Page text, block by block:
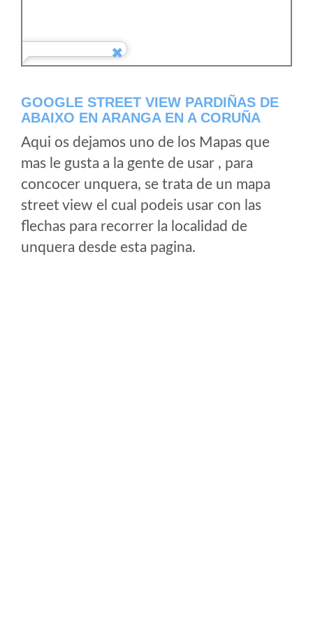
GOOGLE STREET VIEW PARDIÑAS DE
ABAIXO EN ARANGA EN A CORUÑA
Aqui os dejamos uno de los Mapas que
mas le gusta a la gente de usar , para
concocer unquera, se trata de un mapa
street view el cual podeis usar con las
flechas para recorrer la localidad de
unquera desde esta pagina.